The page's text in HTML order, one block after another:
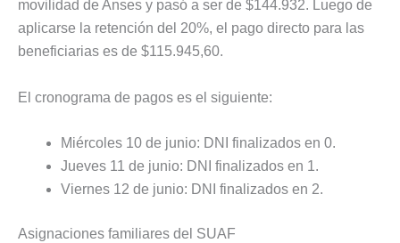
movilidad de Anses y pasó a ser de $144.932. Luego de
aplicarse la retención del 20%, el pago directo para las
beneficiarias es de $115.945,60.
El cronograma de pagos es el siguiente:
Miércoles 10 de junio: DNI finalizados en 0.
Jueves 11 de junio: DNI finalizados en 1.
Viernes 12 de junio: DNI finalizados en 2.
Asignaciones familiares del SUAF